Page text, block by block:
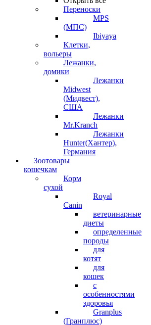
Переноски
MPS
(МПС)
Ibiyaya
Клетки,
вольеры
Лежанки,
домики
Лежанки
Midwest
(Мидвест),
США
Лежанки
Mr.Kranch
Лежанки
Hunter(Хантер),
Германия
Зоотовары
кошечкам
Корм
сухой
Royal
Canin
ветеринарные
диеты
определенные
породы
для
котят
для
кошек
с
особенностями
здоровья
Granplus
(Гранплюс)